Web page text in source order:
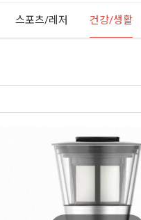
스포츠/레저 건강/생활